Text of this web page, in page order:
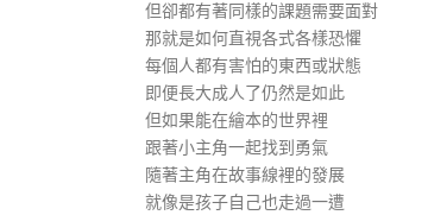
但卻都有著同樣的課題需要面對
那就是如何直視各式各樣恐懼
每個人都有害怕的東西或狀態
即便長大成人了仍然是如此
但如果能在繪本的世界裡
跟著小主角一起找到勇氣
隨著主角在故事線裡的發展
就像是孩子自己也走過一遭